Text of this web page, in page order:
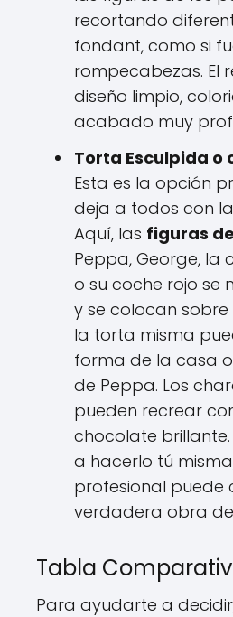
recortando
fondant, como si
rompecabezas. El
diseño limpio,
acabado muy
Torta Esculpida o
Esta es la opción
deja a todos con
Aquí, las figuras
Peppa, George, la
o su coche rojo se
y se colocan
la torta misma
forma de la casa
de Peppa. Los
pueden recrear
chocolate brillante.
a hacerlo tú
profesional puede
verdadera obra
Tabla
Para ayudarte a